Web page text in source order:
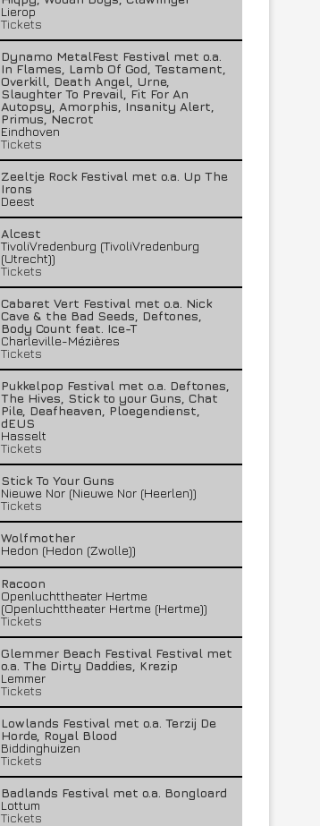
Lierop
Tickets
Dynamo MetalFest Festival met o.a.
In Flames, Lamb Of God, Testament,
Overkill, Death Angel, Urne,
Slaughter To Prevail, Fit For An
Autopsy, Amorphis, Insanity Alert,
Primus, Necrot
Eindhoven
Tickets
Zeeltje Rock Festival met o.a. Up The
Irons
Deest
Alcest
TivoliVredenburg (TivoliVredenburg
(Utrecht))
Tickets
Cabaret Vert Festival met o.a. Nick
Cave & the Bad Seeds, Deftones,
Body Count feat. Ice-T
Charleville-Mézières
Tickets
Pukkelpop Festival met o.a. Deftones,
The Hives, Stick to your Guns, Chat
Pile, Deafheaven, Ploegendienst,
dEUS
Hasselt
Tickets
Stick To Your Guns
Nieuwe Nor (Nieuwe Nor (Heerlen))
Tickets
Wolfmother
Hedon (Hedon (Zwolle))
Racoon
Openluchttheater Hertme
(Openluchttheater Hertme (Hertme))
Tickets
Glemmer Beach Festival Festival met
o.a. The Dirty Daddies, Krezip
Lemmer
Tickets
Lowlands Festival met o.a. Terzij De
Horde, Royal Blood
Biddinghuizen
Tickets
Badlands Festival met o.a. Bongloard
Lottum
Tickets